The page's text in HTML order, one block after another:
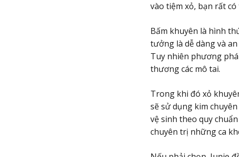
vào tiệm xỏ, bạn rất có
Bấm khuyên là hình
tưởng là dễ dàng và
Tuy nhiên phương
thương các mô tai.
Trong khi đó xỏ
sẽ sử dụng kim
vệ sinh theo quy
chuyên trị những ca